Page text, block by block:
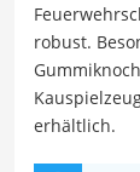
robust.
erhältlich.